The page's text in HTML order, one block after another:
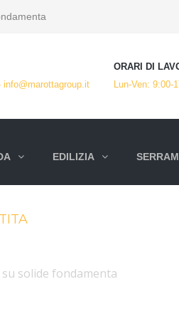
info@marottagroup.it
ORARI DI
Lun-Ven: 9:00-
EDILIZIA
solide fondamenta